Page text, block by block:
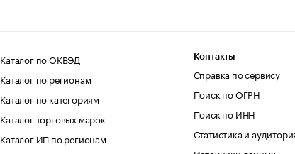
Каталог по ОКВЭД
Каталог по регионам
Каталог по категориям
Каталог торговых марок
Каталог ИП по регионам
Контакты
Справка по сервису
Поиск по ОГРН
Поиск по ИНН
Статистика и